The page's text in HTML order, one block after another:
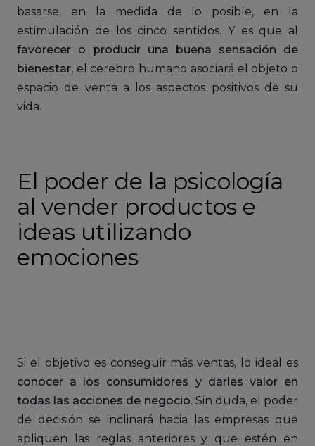
basarse, en la medida de lo posible, en la
estimulación de los cinco sentidos. Y es que al
favorecer o producir una buena sensación de
bienestar, el cerebro humano asociará el objeto o
espacio de venta a los aspectos positivos de su
vida.
El poder de la psicología
al vender productos e
ideas utilizando
emociones
Si el objetivo es conseguir más ventas, lo ideal es
conocer a los consumidores y darles valor en
todas las acciones de negocio. Sin duda, el poder
de decisión se inclinará hacia las empresas que
apliquen las reglas anteriores y que estén en